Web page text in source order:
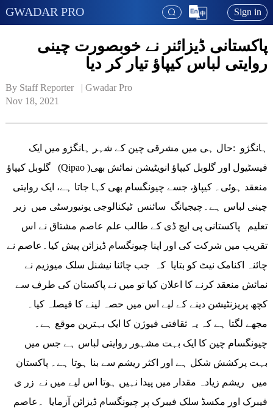
GWADAR PRO Sign in
پاکستانی ڈیزائنر نے خوبصورت چینی
روایتی لباس کیپاؤ تیار کر دیا
By Staff Reporter   | Gwadar Pro
Nov 18, 2021
گلوبل کیپاؤ (Qipao )فیسٹیول اور گلوبل کیپاؤ انویٹیشن نمائش بھی
منعقد ہوئی۔ کیپاؤ، جسے چیونگسام بھی کہا جاتا ہے، ایک روایتی
چینی لباس ہے۔چیجیانگ سائنس ٹیکنالوجی یونیورسٹی میں زیر
تعلیم پاکستانی پی ایچ ڈی کے طالب علم عاصم مشتاق نے اس
تقریب میں شرکت کی اور اپنا چیونگسام ڈیزائن پیش کیا۔عاصم نے
چائنہ اکنامک نیٹ کو بتایا کہ جب چائنا نیشنل سلک میوزیم نے
نمائش منعقد کرنے کا اعلان کیا تو میں نے پاکستان کی طرف سے
کچھ پریزنٹیشن دینے کے لیے اس میں حصہ لینے کا فیصلہ کیا۔
مجھے لگتا ہے کہ یہ ثقافتی فیوژن کا ایک بہترین موقع ہے۔
چیونگسام چین کا ایک بہت مشہور روایتی لباس ہے جس میں
بہت پرکشش شکل ہے اور اکثر ریشم سے بنا ہوتا ہے۔ پاکستان
میں ریشم زیادہ مقدار میں پیدا نہیں ہوتا اس لیے میں نے زر ی
فیبرک اور مکسڈ سلک فیبرک پر چیونگسام ڈیزائن آزمایا ۔عاصم